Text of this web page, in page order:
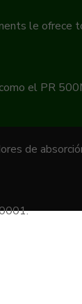
le ofrece
el PR
de